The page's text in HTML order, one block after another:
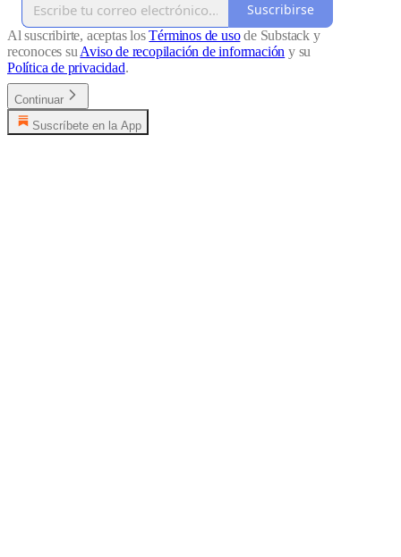
Suscribirse
Al suscribirte, aceptas losTérminos de usode Substack y
reconoces su Aviso de recopilación de información y su
Política de privacidad.
Continuar
Suscríbete en la App